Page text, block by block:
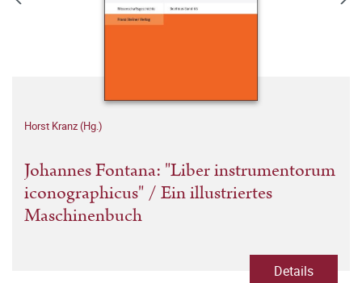
Horst Kranz (Hg.)
Johannes Fontana: "Liber instrumentorum
iconographicus" / Ein illustriertes
Maschinenbuch
Details